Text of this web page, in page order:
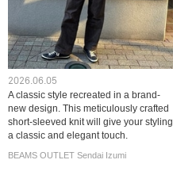
2026.06.05
A classic style recreated in a brand-
new design. This meticulously crafted
short-sleeved knit will give your styling
a classic and elegant touch.
BEAMS OUTLET Sendai Izumi